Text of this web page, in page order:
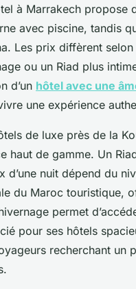
à Marrakech propose
avec piscine, tandis
Les prix diffèrent
ou un Riad plus
d’un hôtel avec une
une expérience
de luxe près de la
haut de gamme. Un
d’une nuit dépend du
du Maroc touristique,
permet
pour ses hôtels
recherchant un